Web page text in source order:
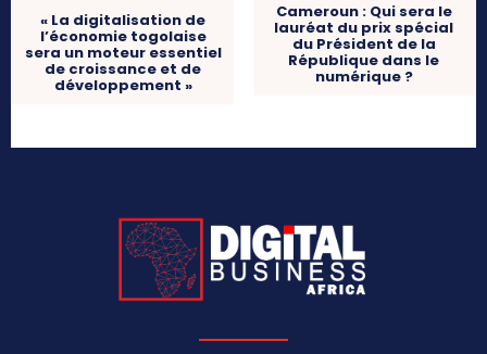
« La digitalisation de
l’économie togolaise
sera un moteur essentiel
de croissance et de
développement »
Cameroun : Qui sera le
lauréat du prix spécial
du Président de la
République dans le
numérique ?